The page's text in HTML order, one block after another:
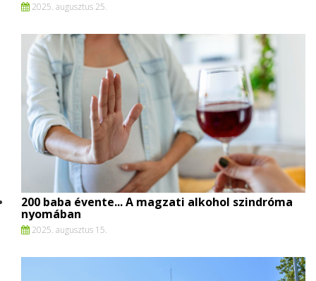
2025. augusztus 25.
200 baba évente... A magzati alkohol szindróma
nyomában
2025. augusztus 15.